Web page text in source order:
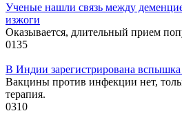
Ученые нашли связь между
изжоги
Оказывается, длительный прием
0135
В Индии зарегистрирована
Вакцины против инфекции нет,
терапия.
0310